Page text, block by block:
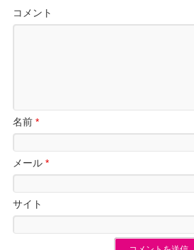
コメント
名前*
メール*
サイト